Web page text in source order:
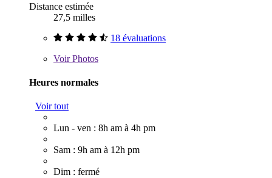
Distance estimée
27,5 milles
18 évaluations
VoirPhotos
Heures normales
Voir tout
Lun - ven : 8h am à 4h pm
Sam : 9h am à 12h pm
Dim : fermé